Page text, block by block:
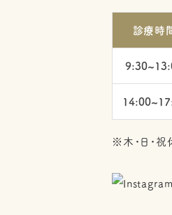
診療時
※木・日・祝